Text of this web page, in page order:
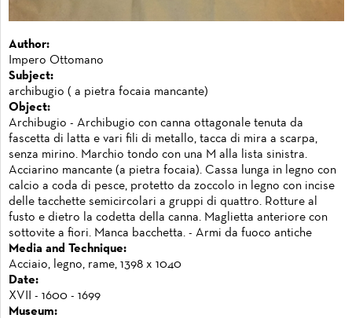
Author:
Impero Ottomano
Subject:
archibugio ( a pietra focaia mancante)
Object:
Archibugio - Archibugio con canna ottagonale tenuta da
fascetta di latta e vari fili di metallo, tacca di mira a scarpa,
senza mirino. Marchio tondo con una M alla lista sinistra.
Acciarino mancante (a pietra focaia). Cassa lunga in legno con
calcio a coda di pesce, protetto da zoccolo in legno con incise
delle tacchette semicircolari a gruppi di quattro. Rotture al
fusto e dietro la codetta della canna. Maglietta anteriore con
sottovite a fiori. Manca bacchetta. - Armi da fuoco antiche
Media and Technique:
Acciaio, legno, rame, 1398 x 1040
Date:
XVII - 1600 - 1699
Museum: